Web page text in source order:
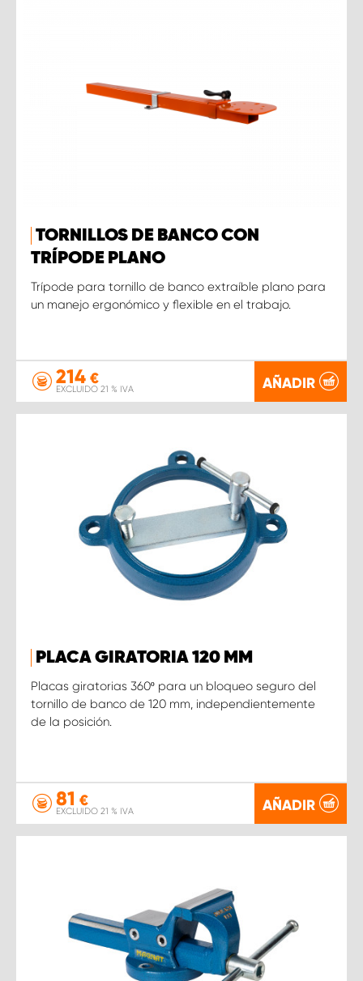
TORNILLOS DE BANCO CON
TRÍPODE PLANO
Trípode para tornillo de banco extraíble plano para
un manejo ergonómico y flexible en el trabajo.
214 €
EXCLUIDO 21 % IVA AÑADIR
PLACA GIRATORIA 120 MM
Placas giratorias 360º para un bloqueo seguro del
tornillo de banco de 120 mm, independientemente
de la posición.
81 €
EXCLUIDO 21 % IVA AÑADIR